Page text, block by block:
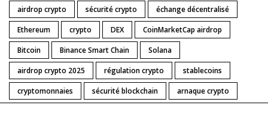
airdrop crypto
sécurité crypto
échange décentralisé
Ethereum
crypto DEX
CoinMarketCap airdrop
Bitcoin
Binance Smart Chain
Solana
airdrop crypto 2025
régulation crypto
stablecoins
cryptomonnaies
sécurité blockchain arnaque crypto